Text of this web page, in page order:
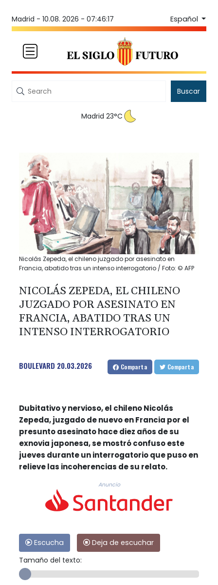
Madrid - 10.08. 2026 - 07:46:17 Español
Buscar
Madrid 23°C
Nicolás Zepeda, el chileno juzgado por asesinato en
Francia, abatido tras un intenso interrogatorio / Foto: © AFP
NICOLÁS ZEPEDA, EL CHILENO
JUZGADO POR ASESINATO EN
FRANCIA, ABATIDO TRAS UN
INTENSO INTERROGATORIO
BOULEVARD 20.03.2026 Comparta Comparta
Dubitativo y nervioso, el chileno Nicolás
Zepeda, juzgado de nuevo en Francia por el
presunto asesinato hace diez años de su
exnovia japonesa, se mostró confuso este
jueves durante un interrogatorio que puso en
relieve las incoherencias de su relato.
Anuncio
Escucha
Deja de escuchar
Tamaño del texto: